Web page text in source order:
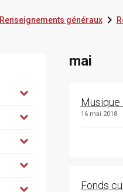
Renseignements généraux
mai
Musique
16 mai 2018
Fonds